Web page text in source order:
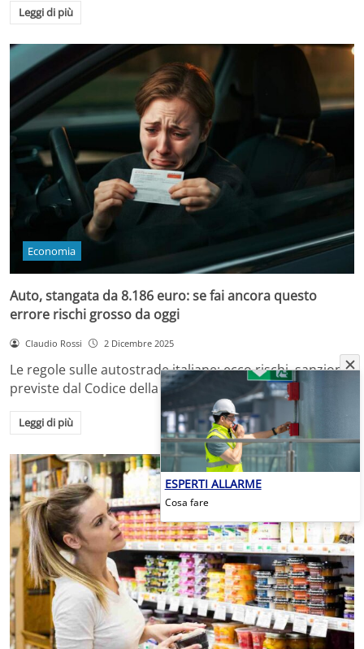
Leggi di più
Economia
Auto, stangata da 8.186 euro: se fai ancora questo
errore rischi grosso da oggi
Claudio Rossi 2 Dicembre 2025
Le regole sulle autostrade italiane: ecco rischi, sanzioni
previste dal Codice della Strada e come…
Leggi di più
ESPERTI ALLARME
Cosa fare